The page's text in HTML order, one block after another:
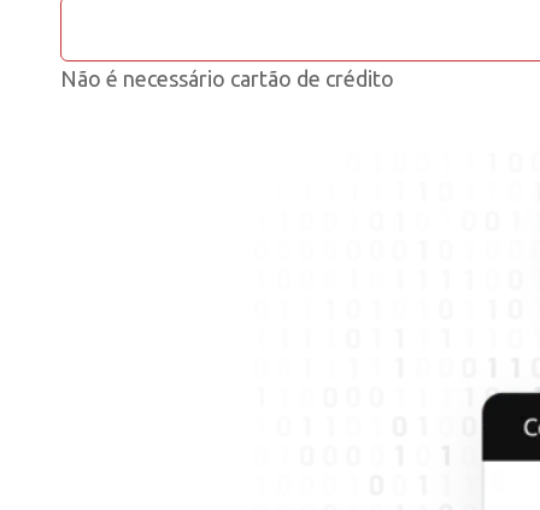
Não é necessário cartão de crédito